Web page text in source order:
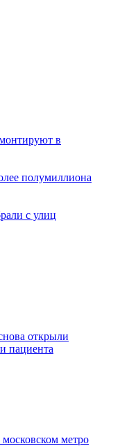
в
полумиллиона
с улиц
открыли
пациента
метро